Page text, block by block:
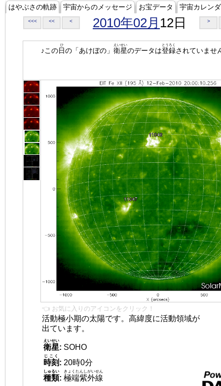
はやぶさの軌跡 宇宙からのメッセージ お宝データ 宇宙カレン
<<< << < 2010年02月 12日 >
♪この日
ひ
の「あけぼの」 衛星
えいせい
のデータは登録
とうろく
されていませ
👈 お気に入りのアイコンをクリック！
活動極小期の太陽です。高緯度に活動領域が
出ています。
衛星
えいせい
: SOHO
時刻
じこく
: 20時0分
種類
しゅるい
: 極端紫外線
きょくたんしがいせん